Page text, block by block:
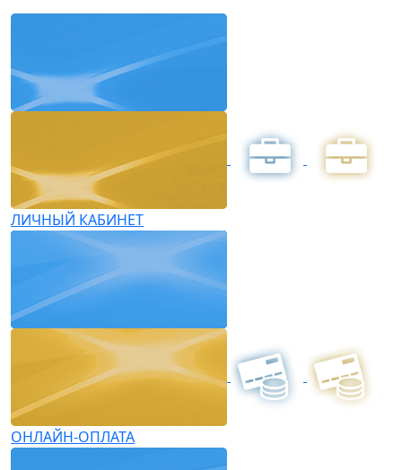
ЛИЧНЫЙ КАБИНЕТ
ОНЛАЙН-ОПЛАТА